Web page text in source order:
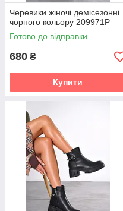
Черевики жіночі демісезонні
чорного кольору 209971P
Готово до відправки
680 ₴
Купити